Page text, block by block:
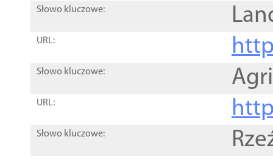
Słowo kluczowe:
URL:
Słowo kluczowe:
URL:
Słowo kluczowe: